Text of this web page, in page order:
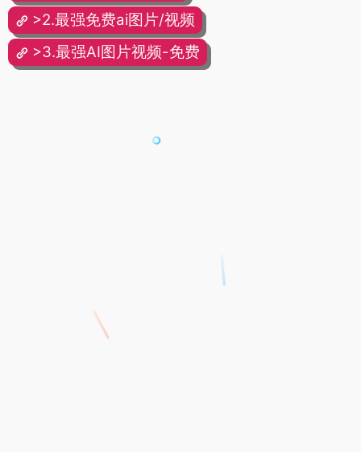
>2.最强免费ai图片/视频
>3.最强AI图片视频-免费